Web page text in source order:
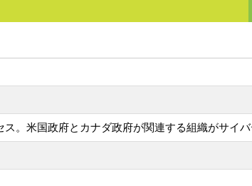
。米国政府とカナダ政府が関連する組織がサイバ